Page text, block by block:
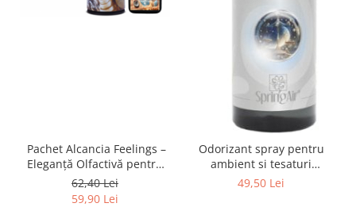
Pachet Alcancia Feelings –
Eleganță Olfactivă pentru
Haine și Casă
62,40 Lei
59,90 Lei
Odorizant spray pentru
ambient si tesaturi
Nemesis, 500ml
49,50 Lei